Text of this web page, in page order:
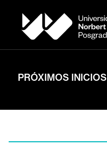
PRÓXIMOS INICIOS